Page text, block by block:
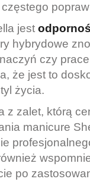
jest
hybrydowe
naczyń czy
że jest to
życia.
z zalet, którą
manicure
po